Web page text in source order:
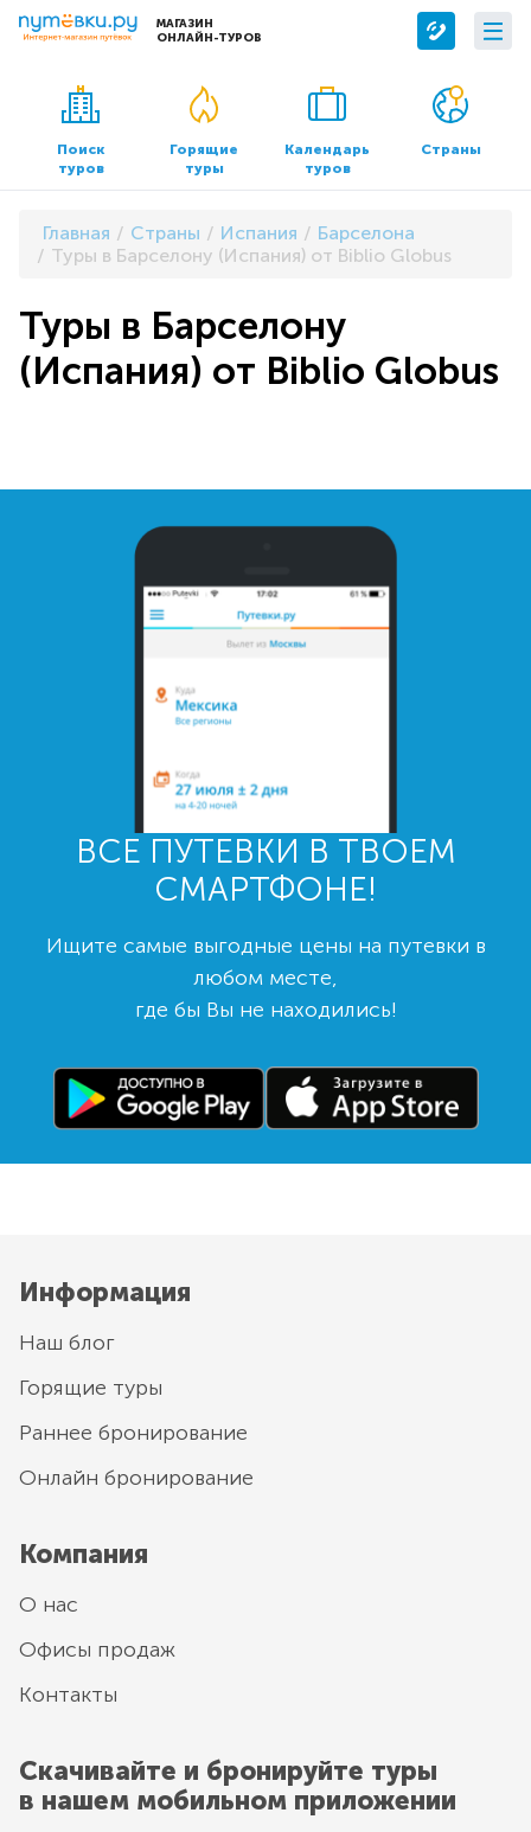
МАГАЗИН
ОНЛАЙН-ТУРОВ
Сервисы
Бронирование отелей
Трансфер
О компании
О нас
Контакты
Документы и реквизиты
Поиск
туров
Горящие
туры
Календарь
туров
Страны
Главная Страны Испания
Барселона
Туры в Барселону (Испания) от Biblio Globus
Туры в Барселону
(Испания) от Biblio Globus
ВСЕ ПУТЕВКИ В ТВОЕМ
СМАРТФОНЕ!
Ищите самые выгодные цены на путевки в
любом месте,
где бы Вы не находились!
Информация
Наш блог
Горящие туры
Раннее бронирование
Онлайн бронирование
Компания
О нас
Офисы продаж
Контакты
Скачивайте и бронируйте туры
в нашем мобильном приложении